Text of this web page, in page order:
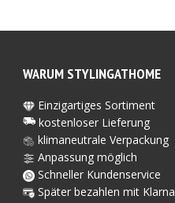
WARUM STYLINGATHOME
Einzigartiges Sortiment
kostenloser Lieferung
klimaneutrale Verpackung
Anpassung möglich
Schneller Kundenservice
Später bezahlen mit Klarna